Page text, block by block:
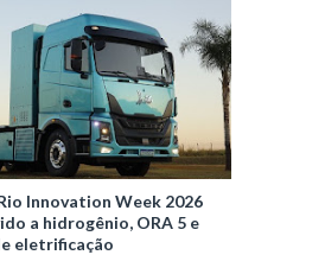
Innovation Week 2026
a hidrogênio, ORA 5 e
eletrificação